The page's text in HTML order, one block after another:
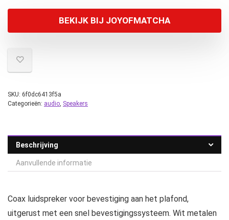
BEKIJK BIJ JOYOFMATCHA
SKU: 6f0dc6413f5a
Categorieën: audio, Speakers
Beschrijving
Aanvullende informatie
Coax luidspreker voor bevestiging aan het plafond,
uitgerust met een snel bevestigingssysteem. Wit metalen